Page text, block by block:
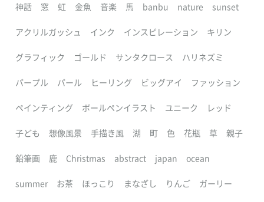
神話 窓 虹 金魚 音楽 馬 banbu nature sunset
アクリルガッシュ インク インスピレーション キリン
グラフィック ゴールド サンタクロース ハリネズミ
パープル パール ヒーリング ビッグアイ ファッション
ペインティング ボールペンイラスト ユニーク レッド
子ども 想像風景 手描き風 湖 町 色 花瓶 草 親子
鉛筆画 鹿 Christmas abstract japan ocean
summer お茶 ほっこり まなざし りんご ガーリー